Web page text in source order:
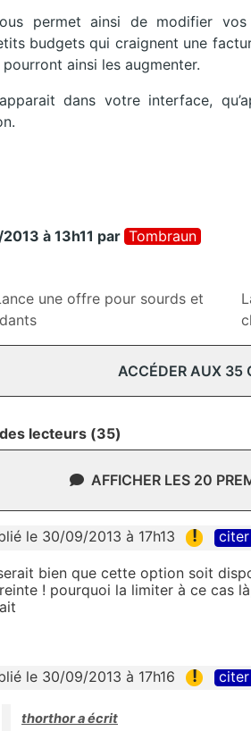
permet ainsi de modifier
budgets qui craignent une
ainsi les augmenter.
dans votre interface,
à 13h11 par Tombraun
une offre pour sourds et
ACCÉDER AUX 35
lecteurs (35)
AFFICHER LES 20
le 30/09/2013 à 17h13 ! citer
bien que cette option soit
! pourquoi la limiter à ce cas
le 30/09/2013 à 17h16 ! citer
thorthor a écrit